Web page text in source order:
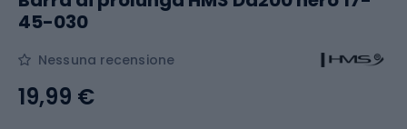
45-030
Nessuna recensione
19,99 €